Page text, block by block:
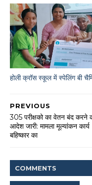
होली क्रॉस स्कूल में स्पेलिंग बी
PREVIOUS
305 परीक्षको का वेतन बंद करने
आदेश जारी: मामला मूल्यांकन कार्य
बहिष्कार का
COMMENTS